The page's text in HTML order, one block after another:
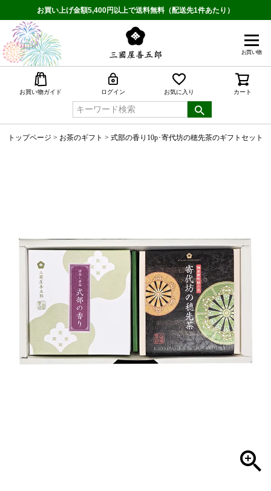
お買い上げ金額5,400円以上で送料無料（配送先1件あたり）
お買い物
お買い物ガイド ログイン お気に入り カート
トップページ お茶のギフト 式部の香り10p･寄代坊の穂先茶のギフトセット